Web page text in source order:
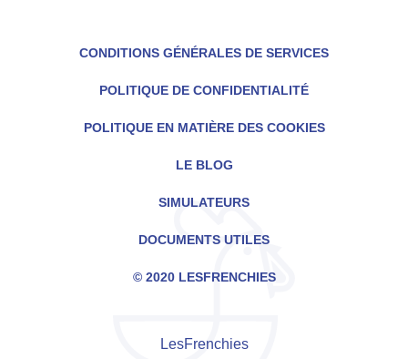
CONDITIONS GÉNÉRALES DE SERVICES
POLITIQUE DE CONFIDENTIALITÉ
POLITIQUE EN MATIÈRE DES COOKIES
LE BLOG
SIMULATEURS
DOCUMENTS UTILES
© 2020 LESFRENCHIES
LesFrenchies